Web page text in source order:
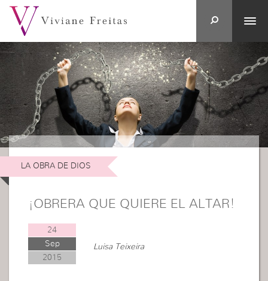
LA OBRA DE DIOS
¡OBRERA QUE QUIERE EL ALTAR!
24
Sep
2015
Luisa Teixeira